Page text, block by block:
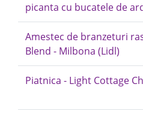
picanta cu bucatele de
Amestec de branzeturi
Blend - Milbona (Lidl)
Piatnica - Light Cottage